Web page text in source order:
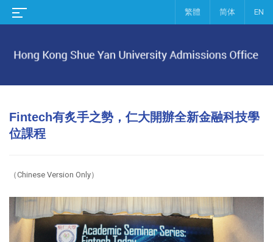
繁體 简体 EN
Fintech有炙手之勢，仁大開辦全新金融科技學
位課程
（Chinese Version Only）